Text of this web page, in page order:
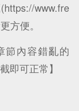
www.fre
方便。
內容錯亂的
即可正常】